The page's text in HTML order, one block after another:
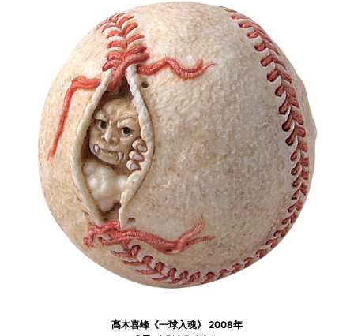
髙木喜峰《一球入魂》 2008年